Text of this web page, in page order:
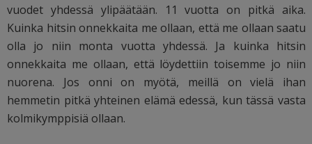
vuodet yhdessä ylipäätään. 11 vuotta on pitkä aika.
Kuinka hitsin onnekkaita me ollaan, että me ollaan saatu
olla jo niin monta vuotta yhdessä. Ja kuinka hitsin
onnekkaita me ollaan, että löydettiin toisemme jo niin
nuorena. Jos onni on myötä, meillä on vielä ihan
hemmetin pitkä yhteinen elämä edessä, kun tässä vasta
kolmikymppisiä ollaan.